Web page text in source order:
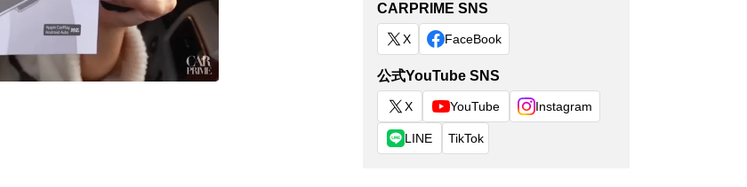
CARPRIME SNS
X FaceBook
公式YouTube SNS
X YouTube Instagram
LINE TikTok